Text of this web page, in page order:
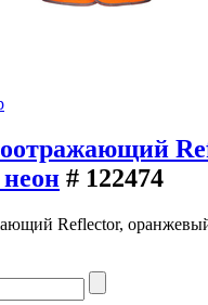
# 122474
Reflector,